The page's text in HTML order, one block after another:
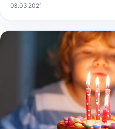
03.03.2021